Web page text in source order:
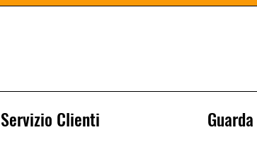
Servizio Clienti